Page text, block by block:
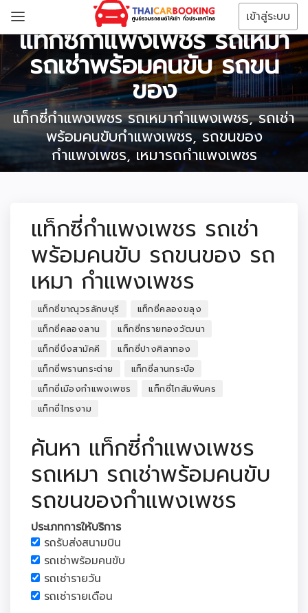
เข้าสู่ระบบ
แท็กซี่กำแพงเพชร รถเหมา
รถเช่าพร้อมคนขับ รถขน
ของ
แท็กซี่กำแพงเพชร รถเหมากำแพงเพชร, รถเช่า
พร้อมคนขับกำแพงเพชร, รถขนของ
กำแพงเพชร, เหมารถกำแพงเพชร
แท็กซี่กำแพงเพชร รถเช่า
พร้อมคนขับ รถขนของ รถ
เหมา กำแพงเพชร
แท็กซี่ขาณุวรลักษบุรี
แท็กซี่คลองขลุง
แท็กซี่คลองลาน
แท็กซี่ทรายทองวัฒนา
แท็กซี่บึงสามัคคี
แท็กซี่ปางศิลาทอง
แท็กซี่พรานกระต่าย
แท็กซี่ลานกระบือ
แท็กซี่เมืองกำแพงเพชร
แท็กซี่โกสัมพีนคร
แท็กซี่ไทรงาม
ค้นหา แท็กซี่กำแพงเพชร
รถเหมา รถเช่าพร้อมคนขับ
รถขนของกำแพงเพชร
ประเภทการให้บริการ
รถรับส่งสนามบิน
รถเช่าพร้อมคนขับ
รถเช่ารายวัน
รถเช่ารายเดือน